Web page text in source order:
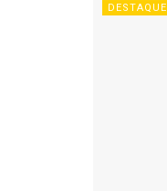
DESTAQUE